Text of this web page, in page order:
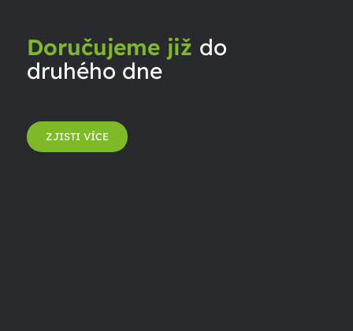
Doručujeme již do
druhého dne
ZJISTI VÍCE